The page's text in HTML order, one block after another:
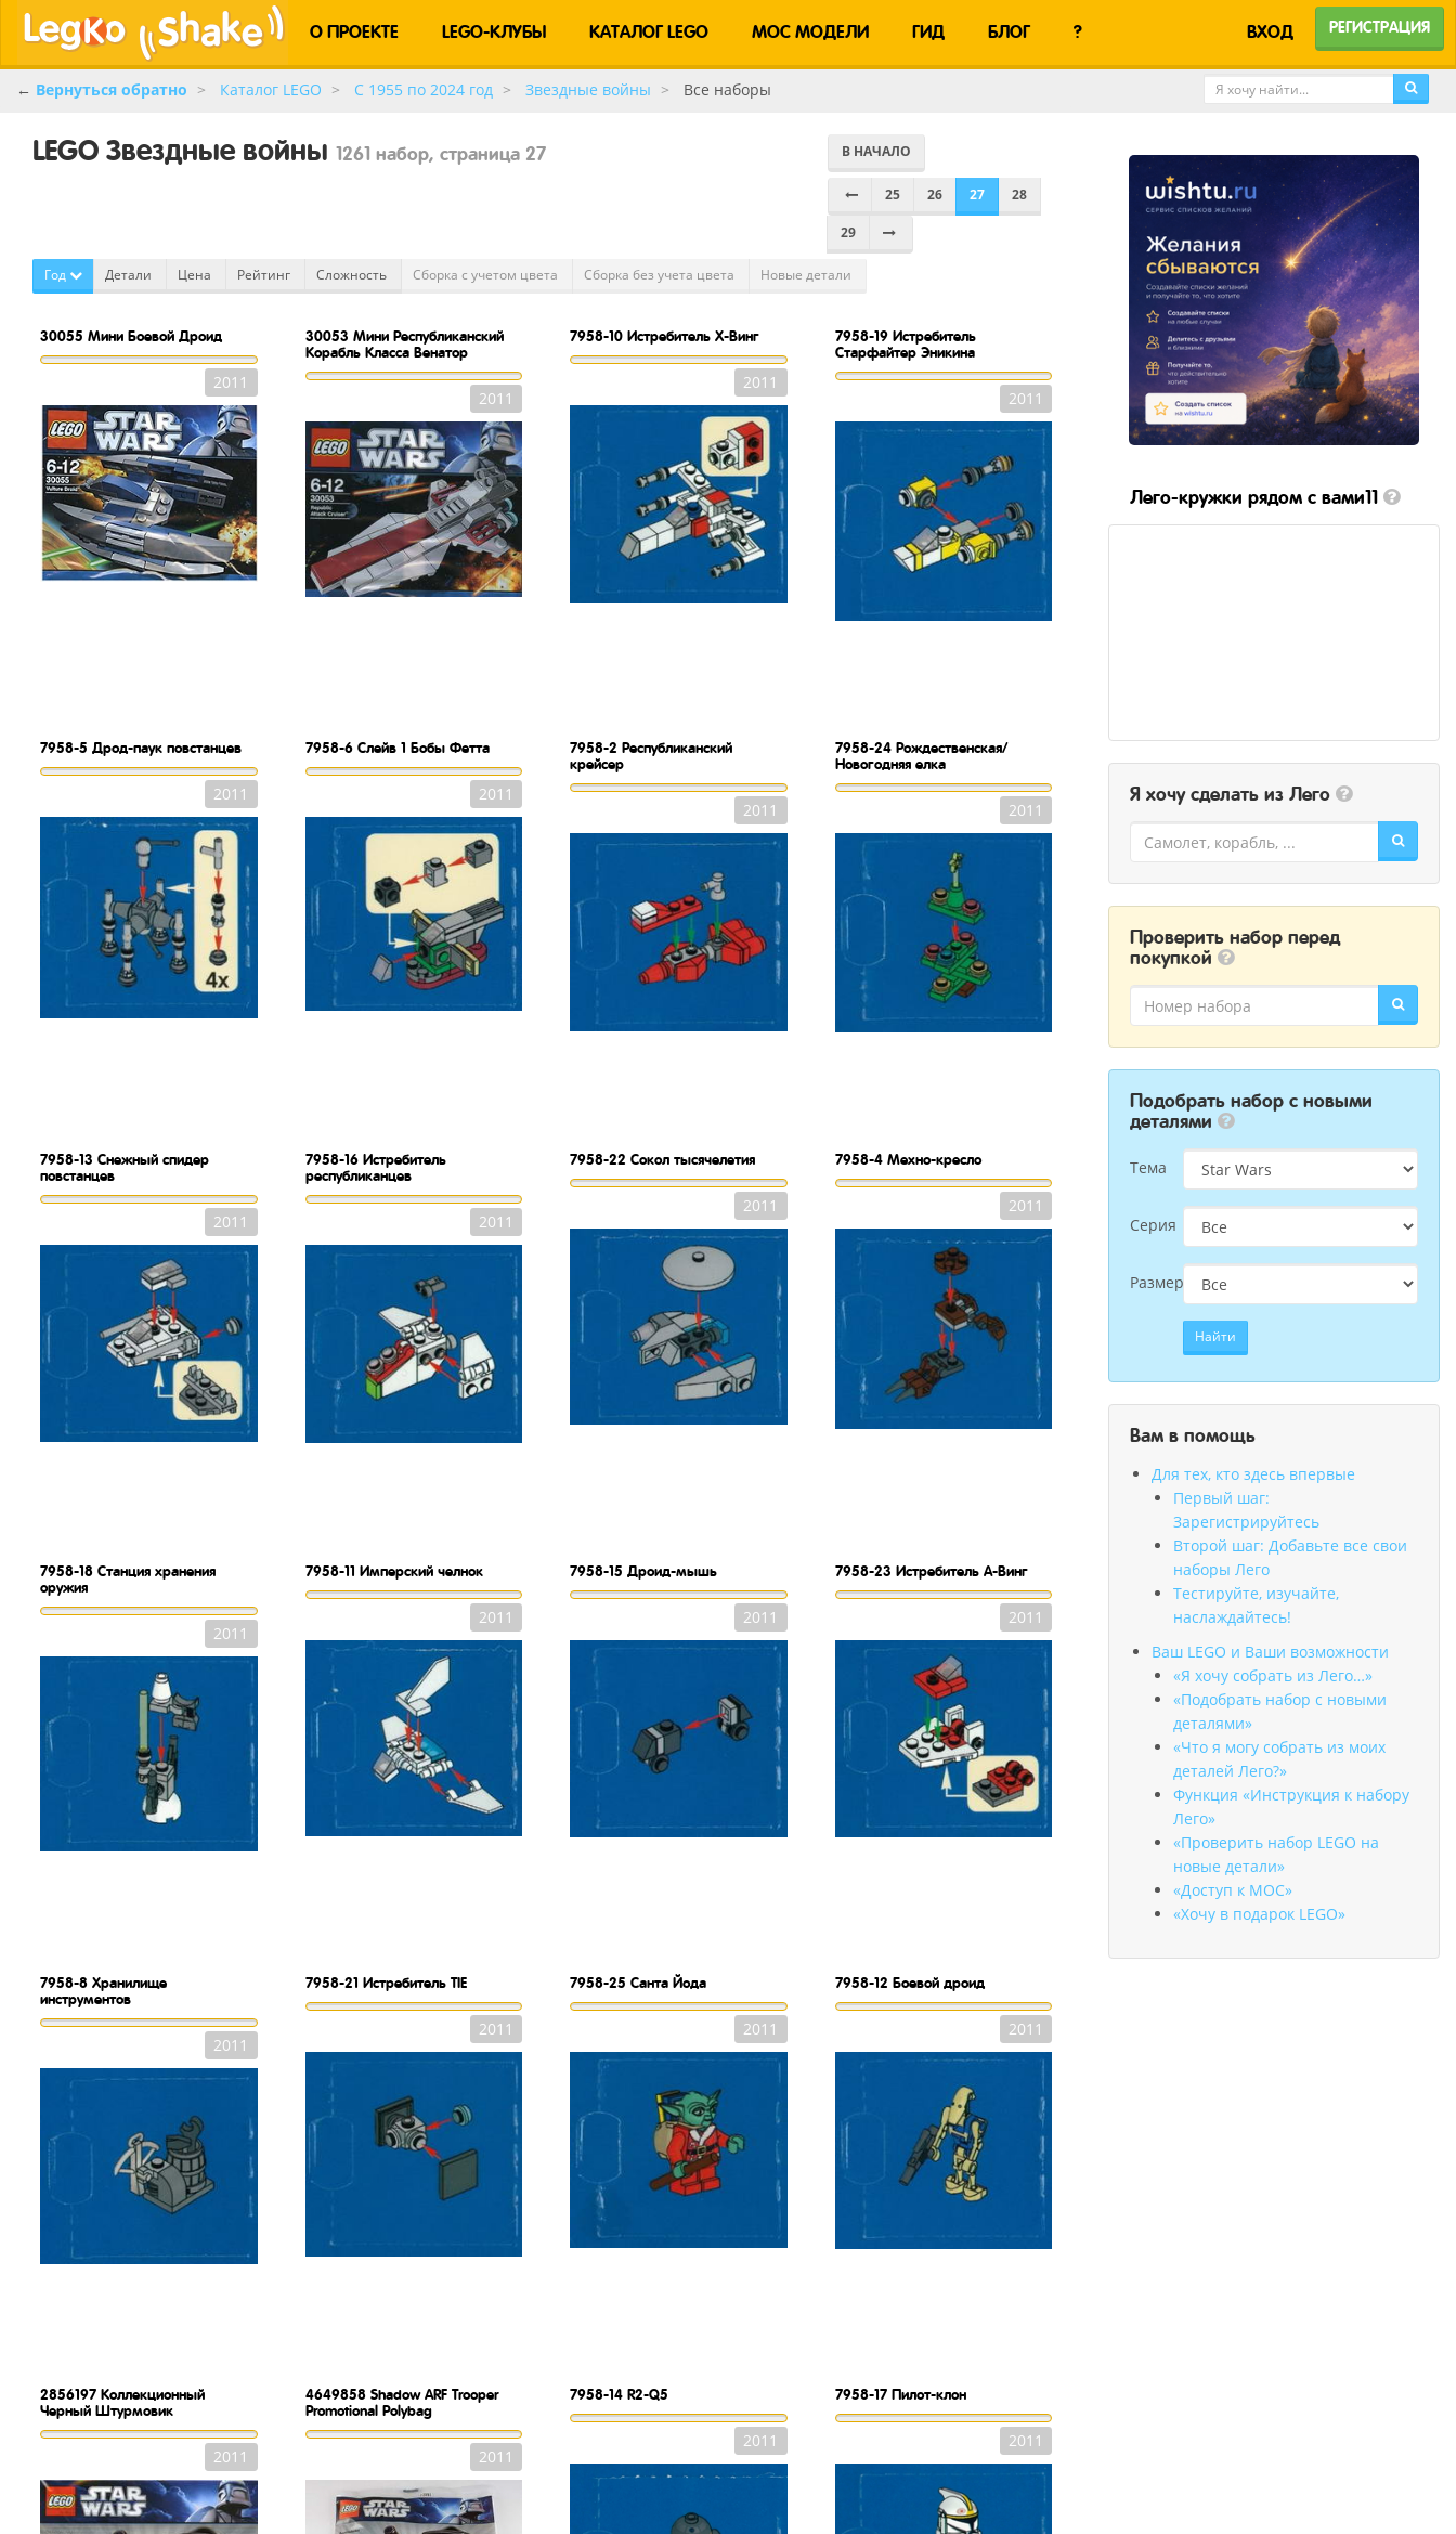
О ПРОЕКТЕ LEGO-КЛУБЫ КАТАЛОГ LEGO MOC МОДЕЛИ ГИД БЛОГ ? ВХОД РЕГИСТРАЦИЯ
← Вернуться обратно Каталог LEGO C 1955 по 2024 год Звездные войны Все наборы
LEGO Звездные войны 1261 набор, страница 27 В НАЧАЛО
25 26 27 28
29
Год Детали Цена Рейтинг Сложность Сборка с учетом цвета Сборка без учета цвета Новые детали
30055 Мини Боевой Дроид
2011
30053 Мини Республиканский
Корабль Класса Венатор
2011
7958-10 Истребитель X-Винг
2011
7958-19 Истребитель
Старфайтер Эникина
2011
7958-5 Дрод-паук повстанцев
2011
7958-6 Слейв 1 Бобы Фетта
2011
7958-2 Республиканский
крейсер
2011
7958-24 Рождественская/
Новогодняя елка
2011
7958-13 Снежный спидер
повстанцев
2011
7958-16 Истребитель
республиканцев
2011
7958-22 Сокол тысячелетия
2011
7958-4 Мехно-кресло
2011
7958-18 Станция хранения
оружия
2011
7958-11 Имперский челнок
2011
7958-15 Дроид-мышь
2011
7958-23 Истребитель A-Винг
2011
7958-8 Хранилище
инструментов
2011
7958-21 Истребитель TIE
2011
7958-25 Санта Йода
2011
7958-12 Боевой дроид
2011
2856197 Коллекционный
Черный Штурмовик
2011
4649858 Shadow ARF Trooper
Promotional Polybag
2011
7958-14 R2-Q5
2011
7958-17 Пилот-клон
2011
Лего-кружки рядом с вами11
Я хочу сделать из Лего
Проверить набор перед
покупкой
Подобрать набор с новыми
деталями
Тема
Серия
Размер
Найти
Вам в помощь
Для тех, кто здесь впервые
Первый шаг:
Зарегистрируйтесь
Второй шаг: Добавьте все свои
наборы Лего
Тестируйте, изучайте,
наслаждайтесь!
Ваш LEGO и Ваши возможности
«Я хочу собрать из Лего…»
«Подобрать набор с новыми
деталями»
«Что я могу собрать из моих
деталей Лего?»
Функция «Инструкция к набору
Лего»
«Проверить набор LEGO на
новые детали»
«Доступ к MOC»
«Хочу в подарок LEGO»